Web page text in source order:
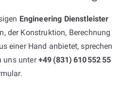
Engineering Dienstleister
der Konstruktion, Berechnung
einer Hand anbietet, sprechen
uns unter+49 (831) 610 552 55